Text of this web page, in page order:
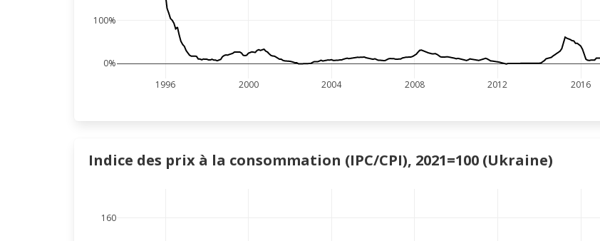
1996 2000 2004 2008 2012 2016
0%
100%
Indice des prix à la consommation (IPC/CPI), 2021=100 (Ukraine)
160